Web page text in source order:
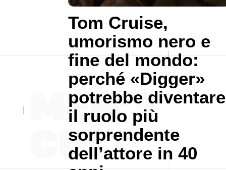
Tom Cruise,
umorismo nero e
fine del mondo:
perché «Digger»
potrebbe diventare
il ruolo più
sorprendente
dell’attore in 40